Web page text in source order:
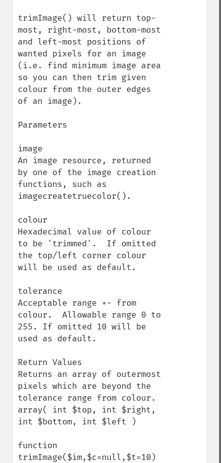
trimImage() will return top-
most, right-most, bottom-most
and left-most positions of
wanted pixels for an image
(i.e. find minimum image area
so you can then trim given
colour from the outer edges
of an image).
Parameters
image
An image resource, returned
by one of the image creation
functions, such as
imagecreatetruecolor().
colour
Hexadecimal value of colour
to be 'trimmed'.  If omitted
the top/left corner colour
will be used as default.
tolerance
Acceptable range +- from
colour.  Allowable range 0 to
255. If omitted 10 will be
used as default.
Return Values
Returns an array of outermost
pixels which are beyond the
tolerance range from colour.
array( int $top, int $right,
int $bottom, int $left )
function
trimImage($im,$c=null,$t=10)